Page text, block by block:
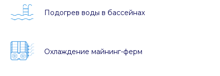
Подогрев воды в бассейнах
Охлаждение майнинг-ферм